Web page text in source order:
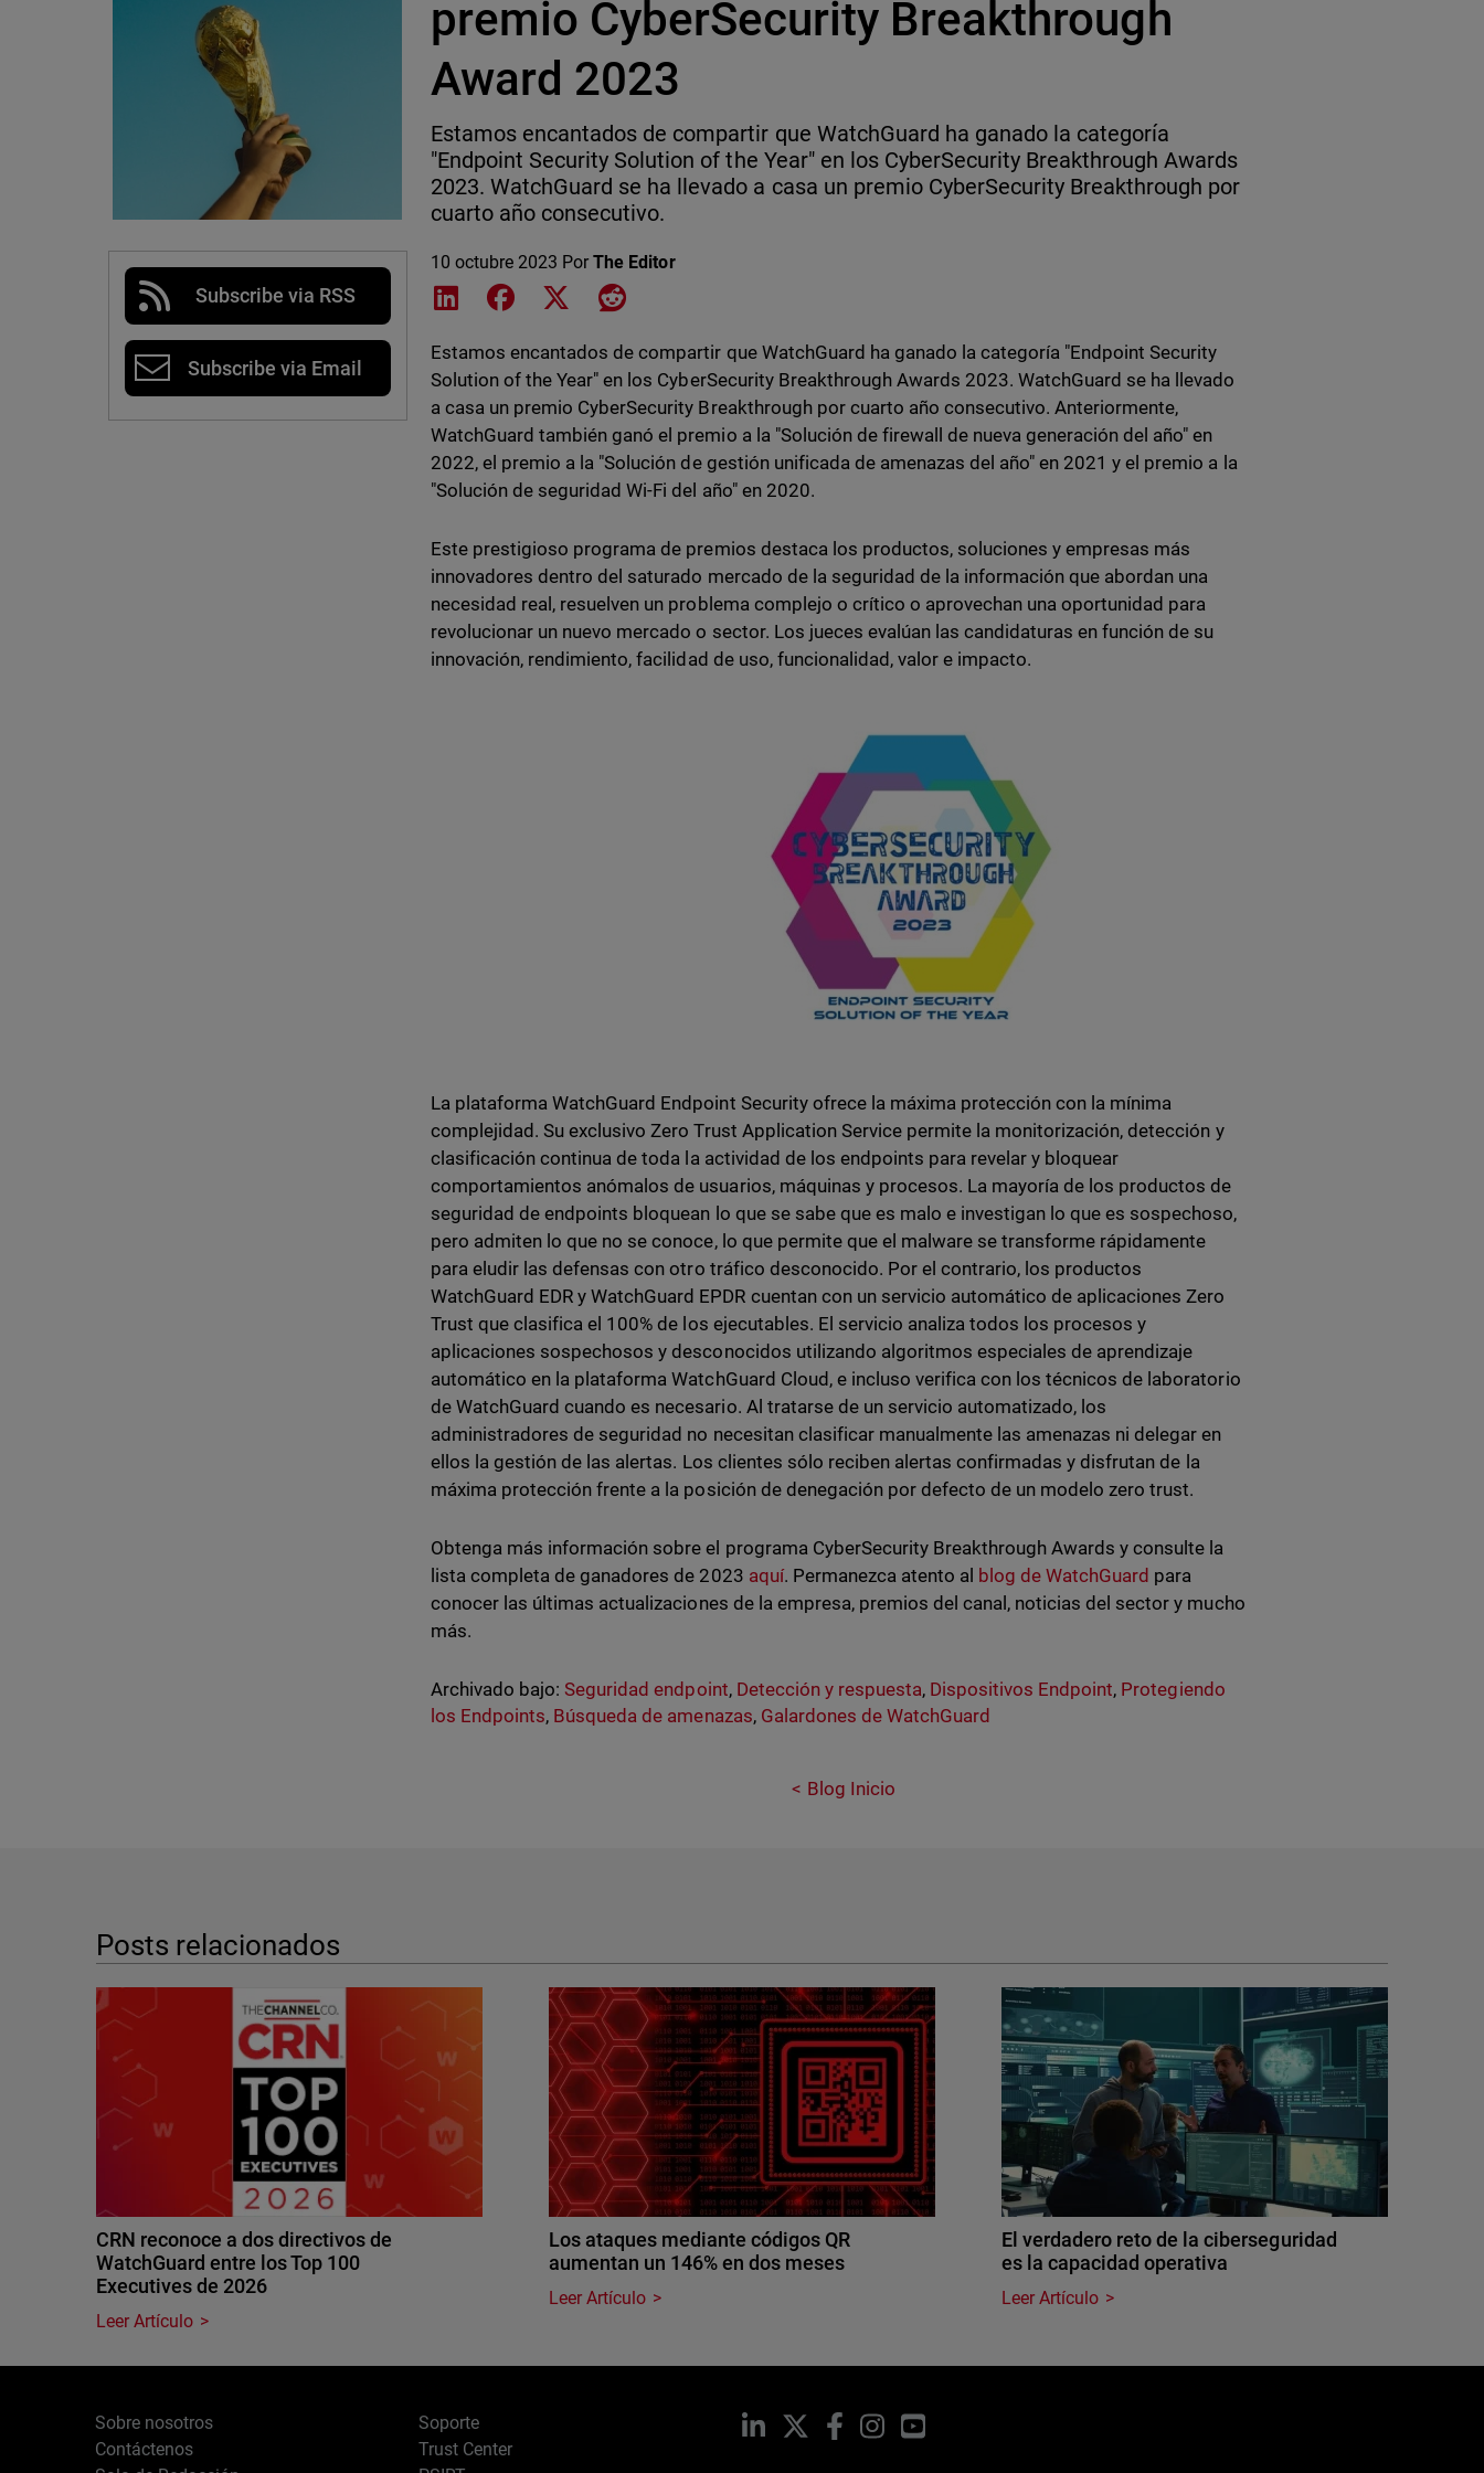
Subscribe via RSS
Subscribe via Email
premio CyberSecurity Breakthrough
Award 2023
Estamos encantados de compartir que WatchGuard ha ganado la categoría
"Endpoint Security Solution of the Year" en los CyberSecurity Breakthrough Awards
2023. WatchGuard se ha llevado a casa un premio CyberSecurity Breakthrough por
cuarto año consecutivo.
10 octubre 2023 PorThe Editor
Share on LinkedIn
Share on Facebook
Share on XShare on Reddit
Estamos encantados de compartir que WatchGuard ha ganado la categoría "Endpoint Security
Solution of the Year" en los CyberSecurity Breakthrough Awards 2023. WatchGuard se ha llevado
a casa un premio CyberSecurity Breakthrough por cuarto año consecutivo. Anteriormente,
WatchGuard también ganó el premio a la "Solución de firewall de nueva generación del año" en
2022, el premio a la "Solución de gestión unificada de amenazas del año" en 2021 y el premio a la
"Solución de seguridad Wi-Fi del año" en 2020.
Este prestigioso programa de premios destaca los productos, soluciones y empresas más
innovadores dentro del saturado mercado de la seguridad de la información que abordan una
necesidad real, resuelven un problema complejo o crítico o aprovechan una oportunidad para
revolucionar un nuevo mercado o sector. Los jueces evalúan las candidaturas en función de su
innovación, rendimiento, facilidad de uso, funcionalidad, valor e impacto.
La plataforma WatchGuard Endpoint Security ofrece la máxima protección con la mínima
complejidad. Su exclusivo Zero Trust Application Service permite la monitorización, detección y
clasificación continua de toda la actividad de los endpoints para revelar y bloquear
comportamientos anómalos de usuarios, máquinas y procesos. La mayoría de los productos de
seguridad de endpoints bloquean lo que se sabe que es malo e investigan lo que es sospechoso,
pero admiten lo que no se conoce, lo que permite que el malware se transforme rápidamente
para eludir las defensas con otro tráfico desconocido. Por el contrario, los productos
WatchGuard EDR y WatchGuard EPDR cuentan con un servicio automático de aplicaciones Zero
Trust que clasifica el 100% de los ejecutables. El servicio analiza todos los procesos y
aplicaciones sospechosos y desconocidos utilizando algoritmos especiales de aprendizaje
automático en la plataforma WatchGuard Cloud, e incluso verifica con los técnicos de laboratorio
de WatchGuard cuando es necesario. Al tratarse de un servicio automatizado, los
administradores de seguridad no necesitan clasificar manualmente las amenazas ni delegar en
ellos la gestión de las alertas. Los clientes sólo reciben alertas confirmadas y disfrutan de la
máxima protección frente a la posición de denegación por defecto de un modelo zero trust.
Obtenga más información sobre el programa CyberSecurity Breakthrough Awards y consulte la
lista completa de ganadores de 2023 aquí. Permanezca atento al blog de WatchGuard para
conocer las últimas actualizaciones de la empresa, premios del canal, noticias del sector y mucho
más.
Archivado bajo: Seguridad endpoint, Detección y respuesta, Dispositivos Endpoint, Protegiendo
los Endpoints, Búsqueda de amenazas, Galardones de WatchGuard
Blog Inicio
Posts relacionados
CRN reconoce a dos directivos de
WatchGuard entre los Top 100
Executives de 2026
Leer Artículo
Los ataques mediante códigos QR
aumentan un 146% en dos meses
Leer Artículo
El verdadero reto de la ciberseguridad
es la capacidad operativa
Leer Artículo
Sobre nosotros
Contáctenos
Soporte
Trust Center
LinkedIn Facebook
InstagramYouTube